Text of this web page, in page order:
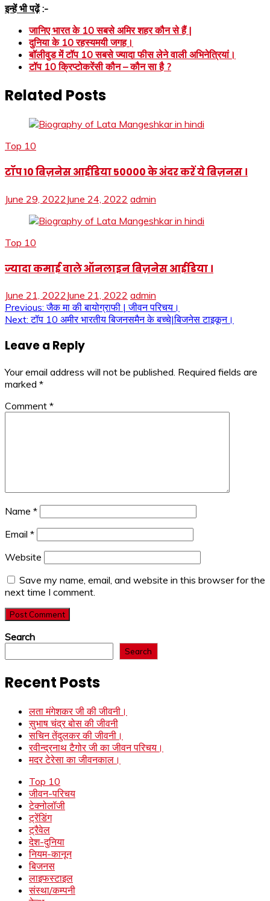
इन्हें भी पढ़ें :-
जानिए भारत के 10 सबसे अमिर शहर कौन से हैं |
दुनिया के 10 रहस्यमयी जगह।
बॉलीवुड में टॉप 10 सबसे ज्यादा फीस लेने वाली अभिनेत्रियां।
टॉप 10 क्रिप्टोकरेंसी कौन – कौन सा है ?
Related Posts
Top 10
टॉप 10 बिज़नेस आईडिया 50000 के अंदर करें ये बिज़नस ।
June 29, 2022 June 24, 2022 admin
Top 10
ज्यादा कमाई वाले ऑनलाइन बिज़नेस आईडिया ।
June 21, 2022 June 21, 2022 admin
Post
Previous: जैक मा की बायोग्राफी | जीवन परिचय।
Next: टॉप 10 अमीर भारतीय बिजनसमैन के बच्चे|बिजनेस टाइकून।
Leave a Reply
Your email address will not be published. Required fields are
marked *
Comment *
Name *
Email *
Website
Save my name, email, and website in this browser for the
next time I comment.
Search
Search
Recent Posts
लता मंगेशकर जी की जीवनी।
सुभाष चंद्र बोस की जीवनी
सचिन तेंदुलकर की जीवनी।
रवीन्द्रनाथ टैगोर जी का जीवन परिचय।
मदर टेरेसा का जीवनकाल।
Top 10
जीवन-परिचय
टेक्नोलॉजी
ट्रेंडिंग
ट्रैवेल
देश-दुनिया
नियम-कानून
बिजनस
लाइफस्टाइल
संस्था/कम्पनी